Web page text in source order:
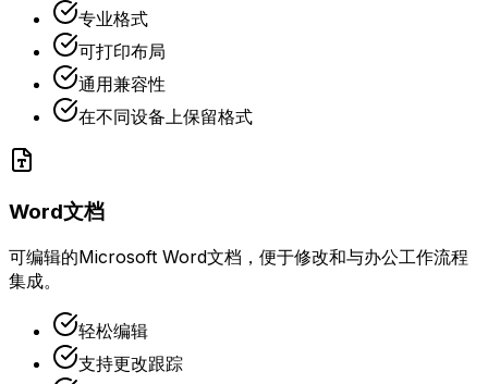
专业格式
可打印布局
通用兼容性
在不同设备上保留格式
Word文档
可编辑的Microsoft Word文档，便于修改和与办公工作流程
集成。
轻松编辑
支持更改跟踪